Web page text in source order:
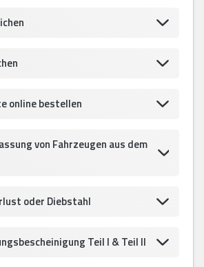
online bestellen
von Fahrzeugen aus dem
oder Diebstahl
Teil I & Teil II